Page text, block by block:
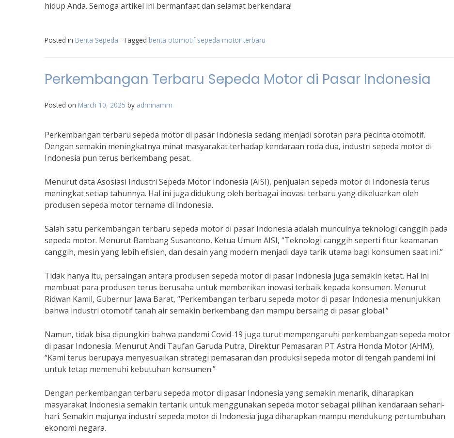
hidup Anda. Semoga artikel ini bermanfaat dan selamat berkendara!
Posted in Berita Sepeda Tagged berita otomotif sepeda motor terbaru
Perkembangan Terbaru Sepeda Motor di Pasar Indonesia
Posted on March 10, 2025 by adminamm
Perkembangan terbaru sepeda motor di pasar Indonesia sedang menjadi sorotan para pecinta otomotif.
Dengan semakin meningkatnya minat masyarakat terhadap kendaraan roda dua, industri sepeda motor di
Indonesia pun terus berkembang pesat.
Menurut data Asosiasi Industri Sepeda Motor Indonesia (AISI), penjualan sepeda motor di Indonesia terus
meningkat setiap tahunnya. Hal ini juga didukung oleh berbagai inovasi terbaru yang dikeluarkan oleh
produsen sepeda motor ternama di Indonesia.
Salah satu perkembangan terbaru sepeda motor di pasar Indonesia adalah munculnya teknologi canggih pada
sepeda motor. Menurut Bambang Susantono, Ketua Umum AISI, “Teknologi canggih seperti fitur keamanan
canggih, mesin yang lebih efisien, dan desain yang modern menjadi daya tarik utama bagi konsumen saat ini.”
Tidak hanya itu, persaingan antara produsen sepeda motor di pasar Indonesia juga semakin ketat. Hal ini
membuat para produsen terus berusaha untuk memberikan inovasi terbaik kepada konsumen. Menurut
Ridwan Kamil, Gubernur Jawa Barat, “Perkembangan terbaru sepeda motor di pasar Indonesia menunjukkan
bahwa industri otomotif tanah air semakin berkembang dan mampu bersaing di pasar global.”
Namun, tidak bisa dipungkiri bahwa pandemi Covid-19 juga turut mempengaruhi perkembangan sepeda motor
di pasar Indonesia. Menurut Andi Taufan Garuda Putra, Direktur Pemasaran PT Astra Honda Motor (AHM),
“Kami terus berupaya menyesuaikan strategi pemasaran dan produksi sepeda motor di tengah pandemi ini
untuk tetap memenuhi kebutuhan konsumen.”
Dengan perkembangan terbaru sepeda motor di pasar Indonesia yang semakin menarik, diharapkan
masyarakat Indonesia semakin tertarik untuk menggunakan sepeda motor sebagai pilihan kendaraan sehari-
hari. Semakin majunya industri sepeda motor di Indonesia juga diharapkan mampu mendukung pertumbuhan
ekonomi negara.